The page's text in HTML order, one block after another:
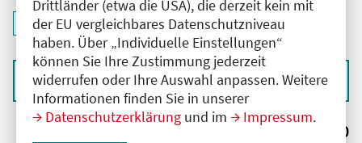
Drittländer (etwa die USA), die derzeit kein mit
der EU vergleichbares Datenschutzniveau
haben. Über „Individuelle Einstellungen“
können Sie Ihre Zustimmung jederzeit
widerrufen oder Ihre Auswahl anpassen. Weitere
Informationen finden Sie in unserer
Datenschutzerklärung und im Impressum.
Filter
ID: ANT-2504026
deaktivieren und Suchergebnisse neu laden
Sortieren nach
Ergebnisse: 0